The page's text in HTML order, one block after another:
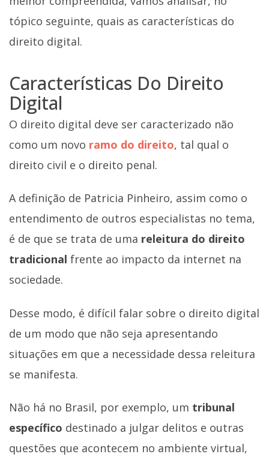
tópico seguinte, quais as características do
direito digital.
Características Do Direito
Digital
O direito digital deve ser caracterizado não
como um novo ramo do direito, tal qual o
direito civil e o direito penal.
A definição de Patricia Pinheiro, assim como o
entendimento de outros especialistas no tema,
é de que se trata de uma releitura do direito
tradicional frente ao impacto da internet na
sociedade.
Desse modo, é difícil falar sobre o direito digital
de um modo que não seja apresentando
situações em que a necessidade dessa releitura
se manifesta.
Não há no Brasil, por exemplo, um tribunal
específico destinado a julgar delitos e outras
questões que acontecem no ambiente virtual,